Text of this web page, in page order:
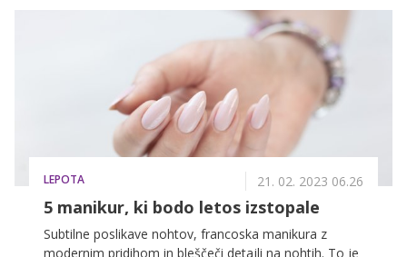
posveča filmom, ki so jih režirale ženske.
LEPOTA 21. 02. 2023 06.26
5 manikur, ki bodo letos izstopale
Subtilne poslikave nohtov, francoska manikura z
modernim pridihom in bleščeči detajli na nohtih. To je